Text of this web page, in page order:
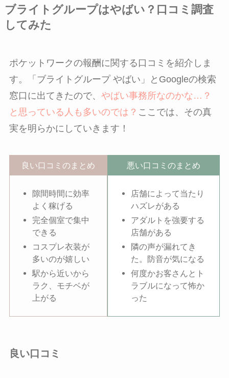
ブライトグループはやばい？口コミ調査
してみた
ポケットワークの報酬に関する口コミを紹介しま
す。「ブライトグループ やばい」とGoogleの検索
窓口に出てきたので、 やばい事務所なのかな…？
と思っている人も多いのでは？ ここでは、その真
実を明らかにしていきます！
良い口コミのまとめ
隙間時間に効率
よく稼げる
完全個室で集中
できる
コスプレ衣装が
多いのが嬉しい
駅から近いから
ラク、モチベが
上がる
悪い口コミのまとめ
店舗によって当たり
ハズレがある
アダルトを強要する
店舗がある
隣の声が漏れてき
た。防音が気になる
何度かお客さんとト
ラブルになって怖か
った
良い口コミ